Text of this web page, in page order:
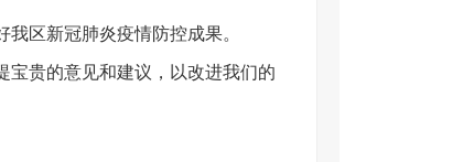
区新冠肺炎疫情防控成果。
宝贵的意见和建议，以改进我们的